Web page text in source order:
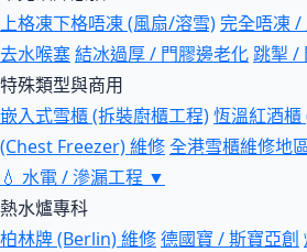
上格凍下格唔凍 (風扇/溶雪)完全唔凍 /
去水喉塞結冰過厚 / 門膠邊老化跳掣 /
特殊類型與商用
嵌入式雪櫃 (拆裝廚櫃工程)恆溫紅酒
(Chest Freezer) 維修全港雪櫃維修地
💧 水電 / 滲漏工程 ▼
熱水爐專科
柏林牌 (Berlin) 維修德國寶 / 斯寶亞創